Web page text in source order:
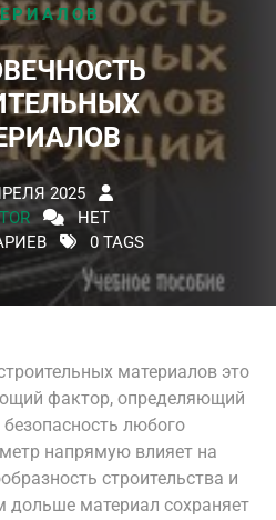
2025
НЕТ
0 TAGS
материалов это
фактор, определяющий
любого
напрямую влияет на
строительства и
дольше материал сохраняет